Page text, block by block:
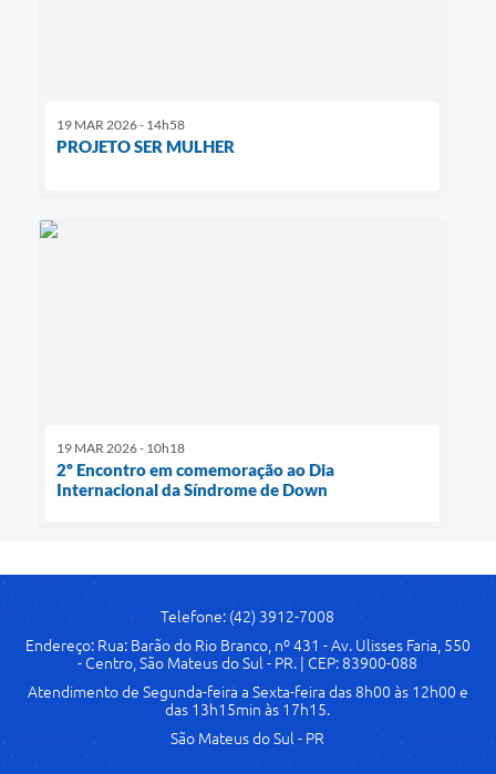
19 MAR 2026 - 14h58
PROJETO SER MULHER
19 MAR 2026 - 10h18
2º Encontro em comemoração ao Dia
Internacional da Síndrome de Down
Telefone: (42) 3912-7008
Endereço: Rua: Barão do Rio Branco, nº 431 - Av. Ulisses Faria, 550
- Centro, São Mateus do Sul - PR. | CEP: 83900-088
Atendimento de Segunda-feira a Sexta-feira das 8h00 às 12h00 e
das 13h15min às 17h15.
São Mateus do Sul - PR